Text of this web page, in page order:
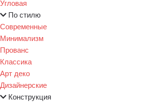
Угловая
По стилю
Современные
Минимализм
Прованс
Классика
Арт деко
Дизайнерские
Конструкция